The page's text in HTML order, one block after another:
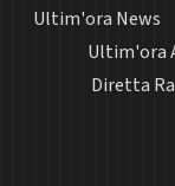
Ultim'ora News
Ultim'ora
Diretta